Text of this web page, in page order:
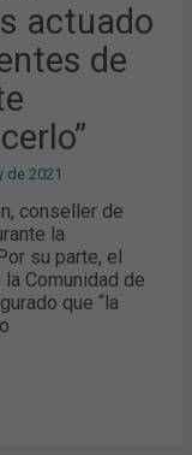
actuado
de
de 2021
conseller de
la
su parte, el
Comunidad de
que “la